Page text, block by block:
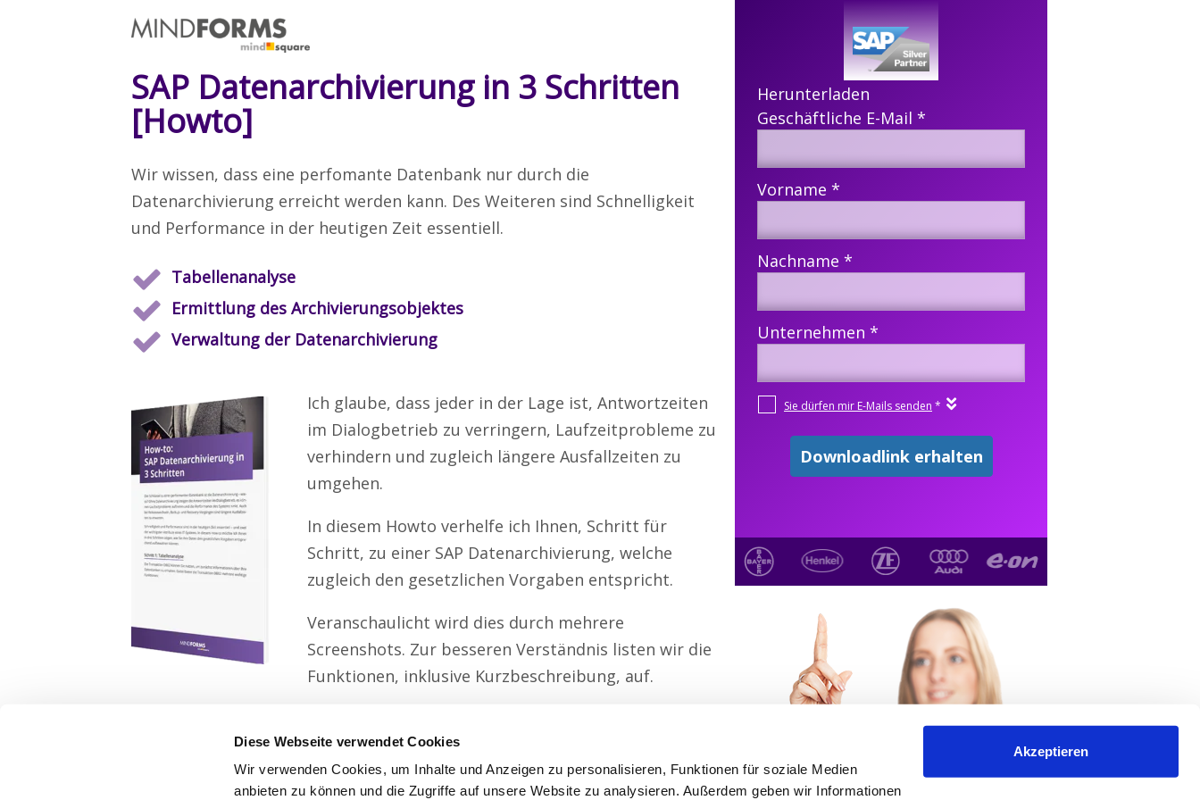
Diese Webseite verwendet Cookies
Wir verwenden Cookies, um Inhalte und Anzeigen zu personalisieren, Funktionen für soziale Medien
anbieten zu können und die Zugriffe auf unsere Website zu analysieren. Außerdem geben wir Informationen
Akzeptieren
SAP Datenarchivierung in 3 Schritten
[Howto]
Wir wissen, dass eine perfomante Datenbank nur durch die
Datenarchivierung erreicht werden kann. Des Weiteren sind Schnelligkeit
und Performance in der heutigen Zeit essentiell.
Tabellenanalyse
Ermittlung des Archivierungsobjektes
Verwaltung der Datenarchivierung
Ich glaube, dass jeder in der Lage ist, Antwortzeiten
im Dialogbetrieb zu verringern, Laufzeitprobleme zu
verhindern und zugleich längere Ausfallzeiten zu
umgehen.
In diesem Howto verhelfe ich Ihnen, Schritt für
Schritt, zu einer SAP Datenarchivierung, welche
zugleich den gesetzlichen Vorgaben entspricht.
Veranschaulicht wird dies durch mehrere
Screenshots. Zur besseren Verständnis listen wir die
Funktionen, inklusive Kurzbeschreibung, auf.
Herunterladen